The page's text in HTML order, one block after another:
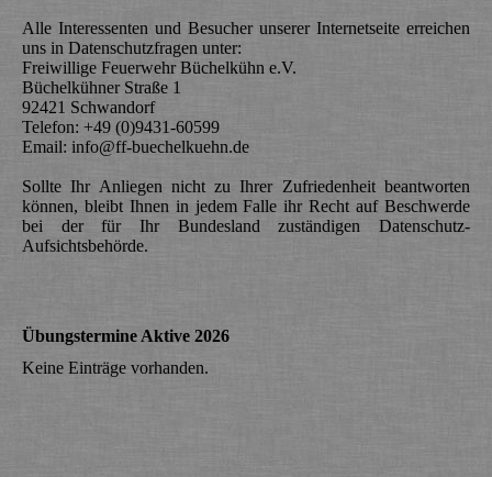
Alle Interessenten und Besucher unserer Internetseite erreichen
uns in Datenschutzfragen unter:
Freiwillige Feuerwehr Büchelkühn e.V.
Büchelkühner Straße 1
92421 Schwandorf
Telefon: +49 (0)9431-60599
Email: info@ff-buechelkuehn.de
Sollte Ihr Anliegen nicht zu Ihrer Zufriedenheit beantworten
können, bleibt Ihnen in jedem Falle ihr Recht auf Beschwerde
bei der für Ihr Bundesland zuständigen Datenschutz-
Aufsichtsbehörde.
Übungstermine Aktive 2026
Keine Einträge vorhanden.